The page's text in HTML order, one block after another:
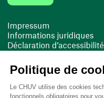
Impressum
Informations juridiques
Déclaration d’accessibilité
Cookies